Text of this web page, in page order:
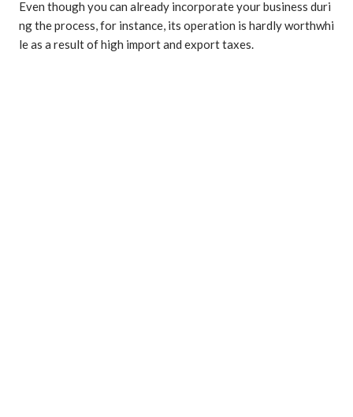
Even though you can already incorporate your business duri
ng the process, for instance, its operation is hardly worthwhi
le as a result of high import and export taxes.